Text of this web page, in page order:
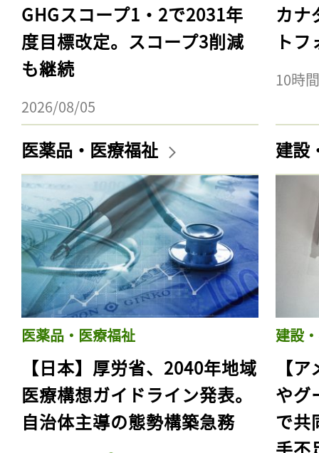
GHGスコープ1・2で2031年
度目標改定。スコープ3削減
も継続
2026/08/05
カナ
ト
10時
医薬品・医療福祉
医薬品・医療福祉
【日本】厚労省、2040年地域
医療構想ガイドライン発表。
自治体主導の態勢構築急務
建設
建設
【
やグ
で共